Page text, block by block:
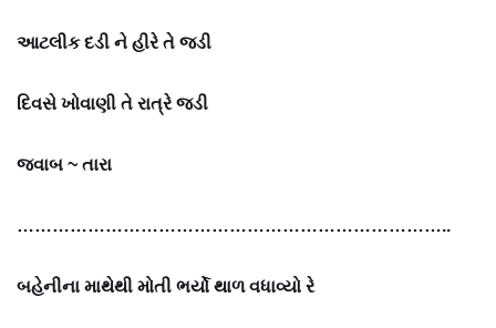
આટલીક દડી ને હીરે તે જડી
દિવસે ખોવાણી તે રાત્રે જડી
જવાબ ~ તારા
………………………………………………………………..
બહેનીના માથેથી મોતી ભર્યો થાળ વધાવ્યો રે